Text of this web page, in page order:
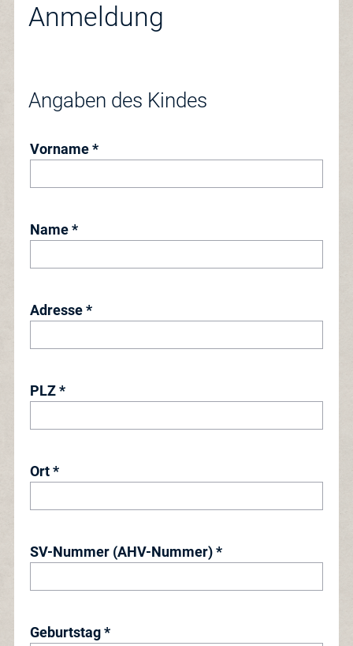
Anmeldung
Angaben des Kindes
Vorname *
Name *
Adresse *
PLZ *
Ort *
SV-Nummer (AHV-Nummer) *
Geburtstag *